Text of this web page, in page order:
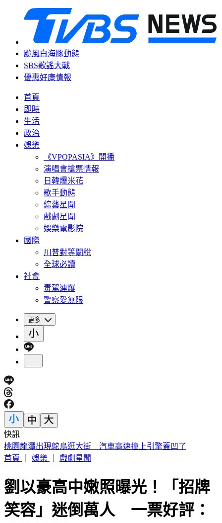
颱風白海豚動態
SBS歌謠大戰
優惠好康情報
首頁
即時
生活
政治
娛樂
《VPOPASIA》開播
演唱會搶票情報
日韓爆米花
歌手動態
綜藝星聞
戲劇星聞
娛樂電影院
國際
川普對等關稅
全球必讀
社會
毒駕連爆
警察愛無限
更多
快訊
呱吉痛批陳沂「就是垃圾」 揭買疫苗時間線打臉
首頁
娛樂 戲劇星聞
劉以豪高中嫩照曝光！「招牌
笑容」迷倒萬人 一票好評：